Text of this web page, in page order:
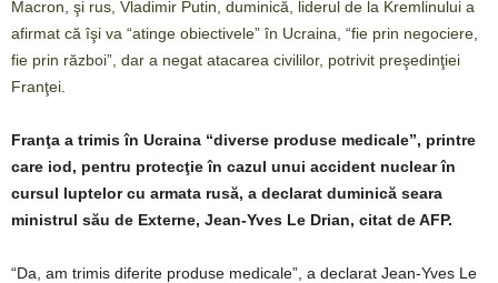
Macron, şi rus, Vladimir Putin, duminică, liderul de la Kremlinului a
afirmat că îşi va “atinge obiectivele” în Ucraina, “fie prin negociere,
fie prin război”, dar a negat atacarea civililor, potrivit preşedinţiei
Franţei
Franţa a trimis în Ucraina “diverse produse medicale”, printre
care iod, pentru protecţie în cazul unui accident nuclear în
cursul luptelor cu armata rusă, a declarat duminică seara
ministrul său de Externe, Jean-Yves Le Drian, citat de AFP.
“Da, am trimis diferite produse medicale”, a declarat Jean-Yves Le